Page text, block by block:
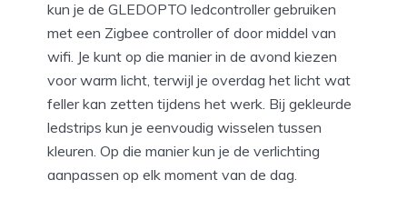
kun je de GLEDOPTO ledcontroller gebruiken
met een Zigbee controller of door middel van
wifi. Je kunt op die manier in de avond kiezen
voor warm licht, terwijl je overdag het licht wat
feller kan zetten tijdens het werk. Bij gekleurde
ledstrips kun je eenvoudig wisselen tussen
kleuren. Op die manier kun je de verlichting
aanpassen op elk moment van de dag.